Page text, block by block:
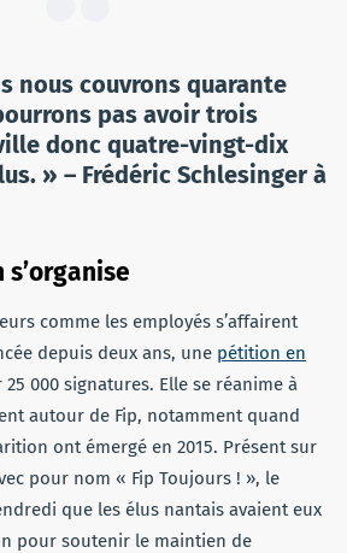
nous couvrons quarante
pas avoir trois
donc quatre-vingt-dix
» – Frédéric Schlesinger à
comme les employés s’affairent
depuis deux ans, une pétition en
000 signatures. Elle se réanime à
autour de Fip, notamment quand
ont émergé en 2015. Présent sur
pour nom « Fip Toujours ! », le
que les élus nantais avaient eux
pour soutenir le maintien de